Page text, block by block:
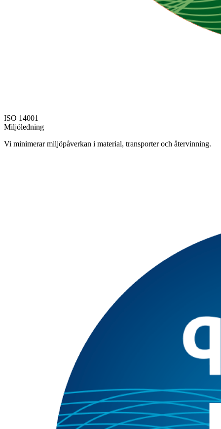
ISO 14001
Miljöledning
Vi minimerar miljöpåverkan i material, transporter och återvinning.